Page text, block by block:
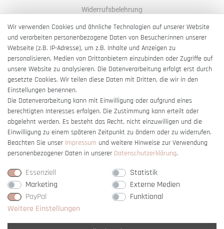
Widerrufsbelehrung
AGB
Impressum
Barrierefreiheitserklärung
Vertrag widerrufen
Wir verwenden Cookies und ähnliche Technologien auf unserer Website
und verarbeiten personenbezogene Daten von Besucher:innen unserer
Webseite (z.B. IP-Adresse), um z.B. Inhalte und Anzeigen zu
personalisieren, Medien von Drittanbietern einzubinden oder Zugriffe auf
unsere Website zu analysieren. Die Datenverarbeitung erfolgt erst durch
gesetzte Cookies. Wir teilen diese Daten mit Dritten, die wir in den
Einstellungen benennen.
Die Datenverarbeitung kann mit Einwilligung oder aufgrund eines
berechtigten Interesses erfolgen. Die Zustimmung kann erteilt oder
abgelehnt werden. Es besteht das Recht, nicht einzuwilligen und die
Einwilligung zu einem späteren Zeitpunkt zu ändern oder zu widerrufen.
Beachten Sie unser Impressum und weitere Hinweise zur Verwendung
personenbezogener Daten in unserer Daten­schutz­erklärung.
Essenziell
Statistik
Marketing
Externe Medien
PayPal
Funktional
Weitere Einstellungen